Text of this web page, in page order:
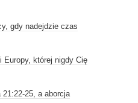
gdy nadejdzie czas
Europy, której nigdy Cię
21:22-25, a aborcja